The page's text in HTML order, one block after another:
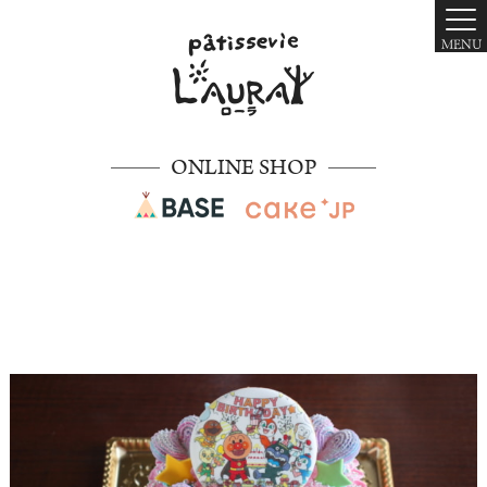
ONLINE SHOP
MENU